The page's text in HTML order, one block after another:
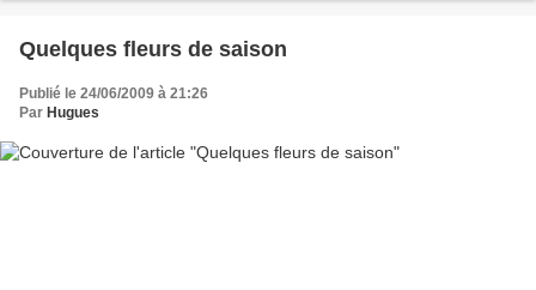
Quelques fleurs de saison
Publié le 24/06/2009 à 21:26
Par Hugues